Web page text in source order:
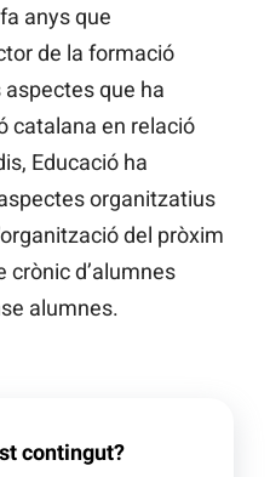
anys que
de la formació
que ha
catalana en relació
Educació ha
organitzatius
del pròxim
crònic d’alumnes
alumnes.
contingut?